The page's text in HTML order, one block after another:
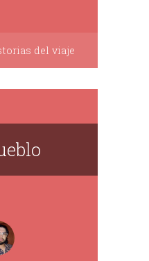
del viaje